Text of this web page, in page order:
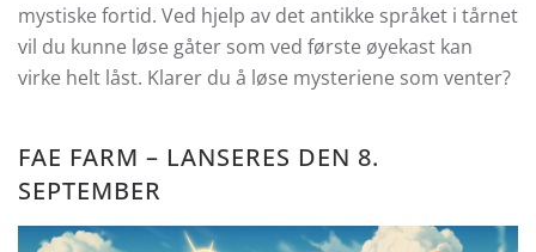
mystiske fortid. Ved hjelp av det antikke språket i tårnet
vil du kunne løse gåter som ved første øyekast kan
virke helt låst. Klarer du å løse mysteriene som venter?
FAE FARM – LANSERES DEN 8.
SEPTEMBER